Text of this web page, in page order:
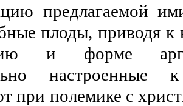
предлагаемой
плоды, приводя
и форме
настроенные
при полемике с